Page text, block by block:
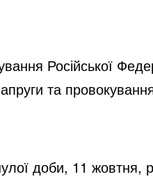
Російської
та
доби, 11 жовтня,